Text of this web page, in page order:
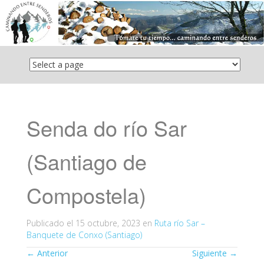
Saltar
contenido
Senda do río Sar
(Santiago de
Compostela)
Publicado el 15 octubre, 2023 en Ruta río Sar –
Banquete de Conxo (Santiago)
← Anterior Siguiente →